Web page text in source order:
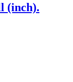
(inch).